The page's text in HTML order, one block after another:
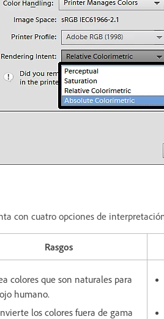
con cuatro opciones de
Rasgos
colores que son naturales para
humano.
los colores fuera de gama